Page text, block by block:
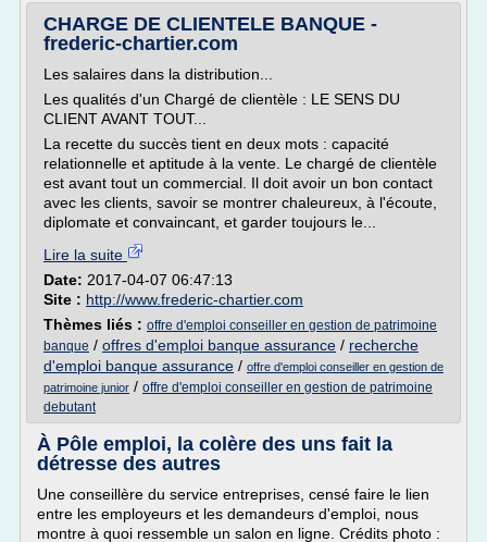
CHARGE DE CLIENTELE BANQUE -
frederic-chartier.com
Les salaires dans la distribution...
Les qualités d'un Chargé de clientèle : LE SENS DU
CLIENT AVANT TOUT...
La recette du succès tient en deux mots : capacité
relationnelle et aptitude à la vente. Le chargé de clientèle
est avant tout un commercial. Il doit avoir un bon contact
avec les clients, savoir se montrer chaleureux, à l'écoute,
diplomate et convaincant, et garder toujours le...
Lire la suite
Date: 2017-04-07 06:47:13
Site : http://www.frederic-chartier.com
Thèmes liés : offre d'emploi conseiller en gestion de patrimoine
banque / offres d'emploi banque assurance / recherche
d'emploi banque assurance / offre d'emploi conseiller en gestion de
patrimoine junior / offre d'emploi conseiller en gestion de patrimoine
debutant
À Pôle emploi, la colère des uns fait la
détresse des autres
Une conseillère du service entreprises, censé faire le lien
entre les employeurs et les demandeurs d'emploi, nous
montre à quoi ressemble un salon en ligne. Crédits photo :